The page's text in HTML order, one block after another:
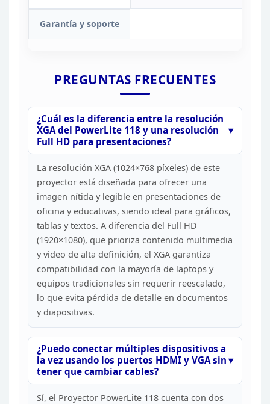
Garantía ysoporte
PREGUNTAS FRECUENTES
¿Cuál es la diferencia entre la resolución
XGAdel PowerLite 118 y una resolución
Full HD para presentaciones?
La resolución XGA (1024×768 píxeles) de este
proyector está diseñada para ofrecer una
imagen nítida y legible en presentaciones de
oficina y educativas, siendo ideal para gráficos,
tablas ytextos. A diferencia del Full HD
(1920×1080), que prioriza contenido multimedia
y video de alta definición, el XGA garantiza
compatibilidad con la mayoría de laptops y
equipos tradicionales sin requerir reescalado,
lo que evita pérdida de detalle en documentos
ydiapositivas.
¿Puedo conectar múltiples dispositivos a
la vez usando los puertos HDMI y VGA sin
tener que cambiar cables?
Sí, el Proyector PowerLite 118 cuenta con dos